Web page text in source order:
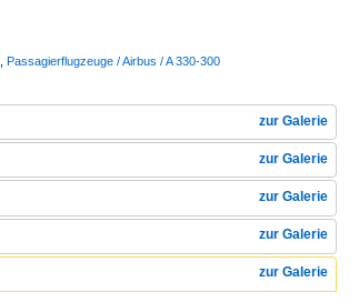
Passagierflugzeuge / Airbus / A 330-300
zur Galerie
zur Galerie
zur Galerie
zur Galerie
zur Galerie